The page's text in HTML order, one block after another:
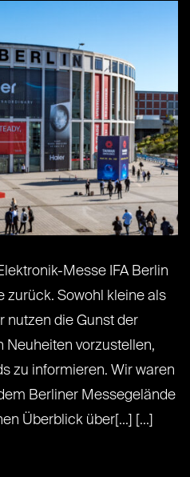
Messe IFA Berlin
zurück. Sowohl kleine als
nutzen die Gunst der
Neuheiten vorzustellen,
zu informieren. Wir waren
Berliner Messegelände
Überblick über[...] [...]